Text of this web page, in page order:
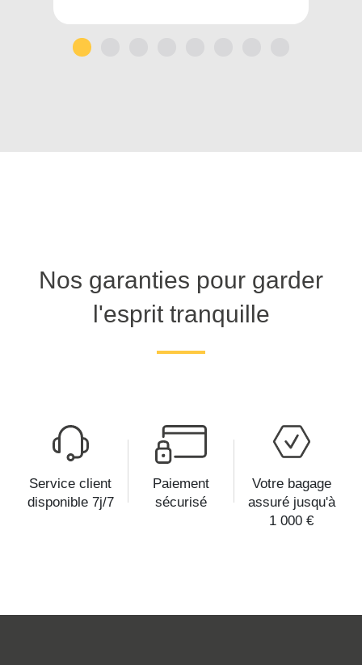
Nos garanties pour garder
l'esprit tranquille
Service client
disponible 7j/7
Paiement
sécurisé
Votre bagage
assuré jusqu'à
1 000 €